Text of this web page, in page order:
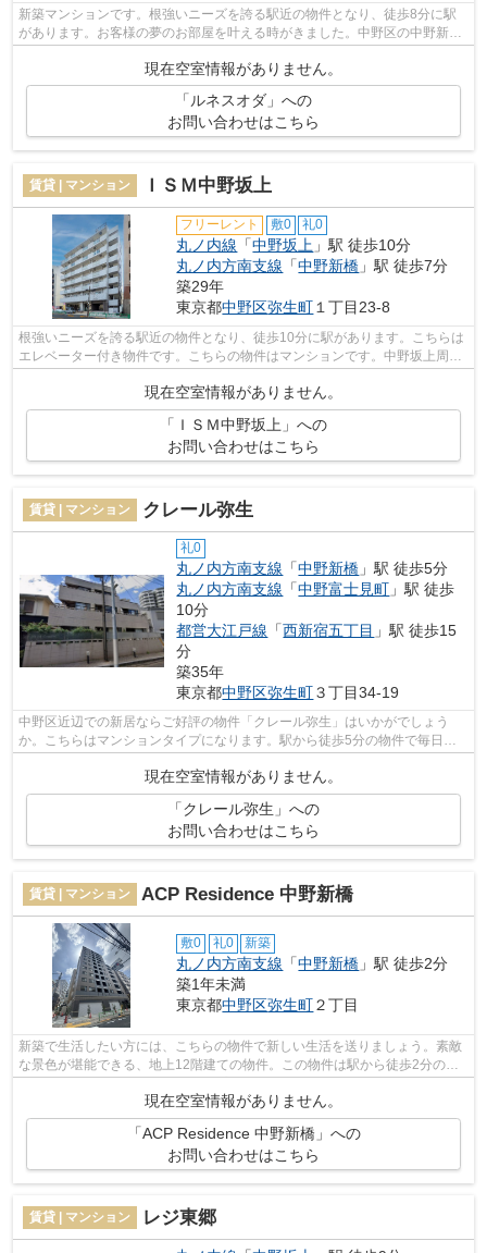
新築マンションです。根強いニーズを誇る駅近の物件となり、徒歩8分に駅
があります。お客様の夢のお部屋を叶える時がきました。中野区の中野新橋
周辺の情報のことなら当社にお任せ下さ...
現在空室情報がありません。
「ルネスオダ」への
お問い合わせはこちら
賃貸 | マンション ＩＳＭ中野坂上
フリーレント 敷0 礼0
丸ノ内線 「中野坂上 」駅 徒歩10分
丸ノ内方南支線 「中野新橋 」駅 徒歩7分
築29年
東京都中野区弥生町１丁目23-8
根強いニーズを誇る駅近の物件となり、徒歩10分に駅があります。こちらは
エレベーター付き物件です。こちらの物件はマンションです。中野坂上周辺
現在空室情報がありません。
「ＩＳＭ中野坂上」への
お問い合わせはこちら
賃貸 | マンション クレール弥生
礼0
丸ノ内方南支線 「中野新橋 」駅 徒歩5分
丸ノ内方南支線 「中野富士見町 」駅 徒歩
10分
都営大江戸線 「西新宿五丁目 」駅 徒歩15
分
築35年
東京都中野区弥生町３丁目34-19
中野区近辺での新居ならご好評の物件「クレール弥生」はいかがでしょう
か。こちらはマンションタイプになります。駅から徒歩5分の物件で毎日の
現在空室情報がありません。
「クレール弥生」への
お問い合わせはこちら
賃貸 | マンション ACP Residence 中野新橋
敷0 礼0 新築
丸ノ内方南支線 「中野新橋 」駅 徒歩2分
築1年未満
東京都中野区弥生町２丁目
新築で生活したい方には、こちらの物件で新しい生活を送りましょう。素敵
な景色が堪能できる、地上12階建ての物件。この物件は駅から徒歩2分の物
件です。こちらはマンションタイプにな...
現在空室情報がありません。
「ACP Residence 中野新橋」への
お問い合わせはこちら
賃貸 | マンション レジ東郷